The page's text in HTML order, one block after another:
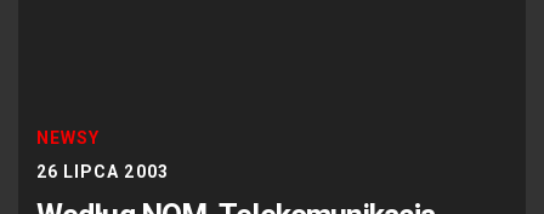
NEWSY
26 LIPCA 2003